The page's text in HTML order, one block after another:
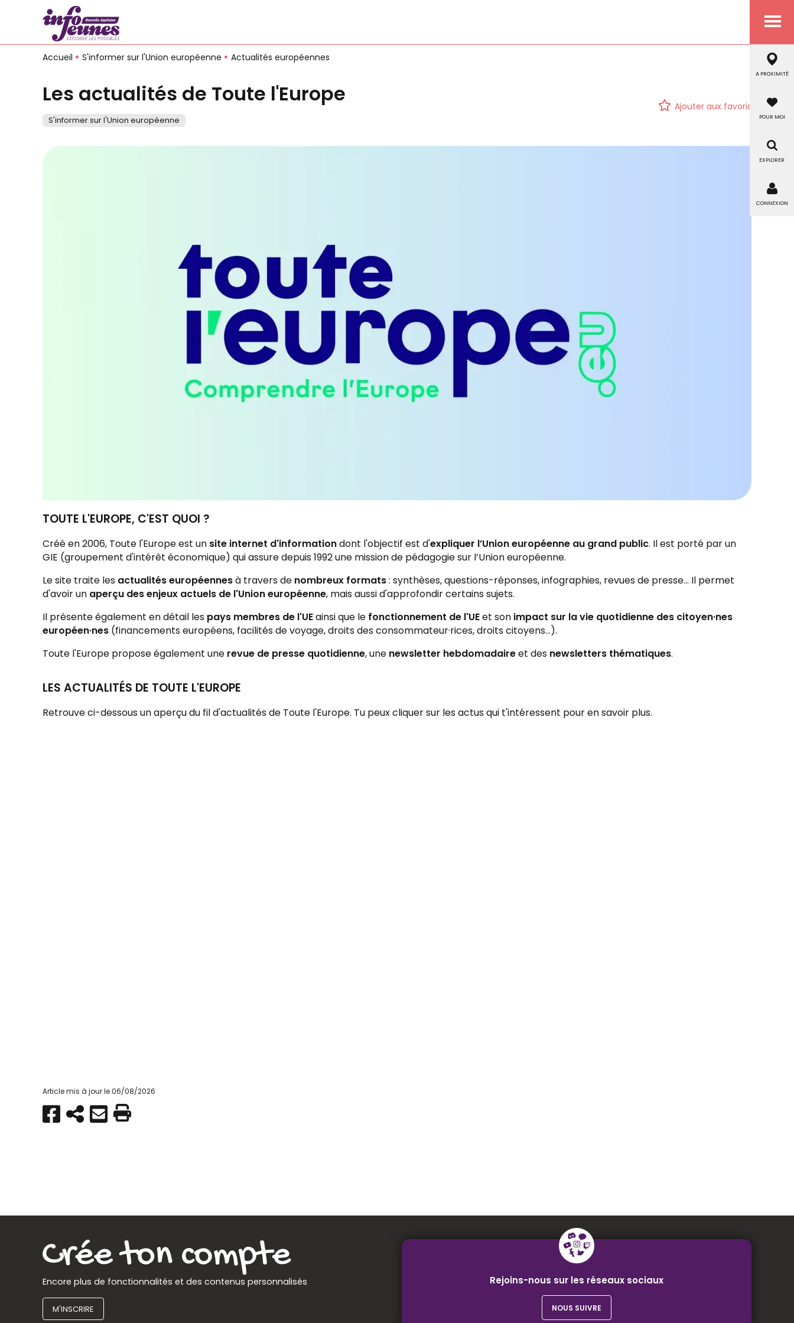
Menu
Accueil S'informer sur l'Union européenne Actualités européennes
Les actualités de Toute l'Europe
S'informer sur l'Union européenne
Ajouter aux favoris
TOUTE L'EUROPE, C'EST QUOI ?
Créé en 2006, Toute l'Europe est un site internet d'informationdont l'objectif est d'expliquer l’Union européenne au grand public. Il est porté par un
GIE (groupement d'intérêt économique) qui assure depuis 1992 une mission de pédagogie sur l’Union européenne.
Le site traite les actualités européennesà travers de nombreux formats: synthèses, questions-réponses, infographies, revues de presse... Il permet
d'avoir un aperçu des enjeux actuels de l'Union européenne, mais aussi d'approfondir certains sujets.
Il présente également en détail les pays membres de l'UEainsi que le fonctionnement de l'UEet son impact sur la vie quotidienne des citoyen·nes
européen·nes (financements européens, facilités de voyage, droits des consommateur·rices, droits citoyens...).
Toute l'Europe propose également une revue de presse quotidienne, une newsletter hebdomadaireet des newsletters thématiques.
LES ACTUALITÉS DE TOUTE L'EUROPE
Retrouve ci-dessous un aperçu du fil d'actualités de Toute l'Europe. Tu peux cliquer sur les actus qui t'intéressent pour en savoir plus.
Article mis à jour le 06/08/2026
Partager
sur
CopierEnvoyer
par
Imprimer
Encore plus de fonctionnalités et des contenus personnalisés
M'INSCRIRE
Rejoins-nous sur les réseaux sociaux
NOUS SUIVRE
A PROXIMITÉ
POUR MOI
EXPLORER
CONNEXION